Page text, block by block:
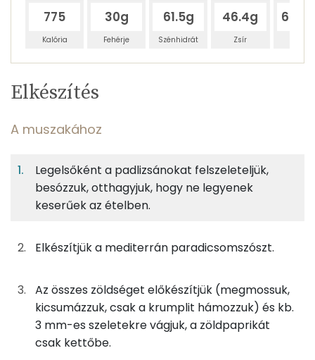
775
Kalória
30g
Fehérje
61.5g
Szénhidrát
46.4g
Zsír
Egy
adagban
4%
A muszakához
260gpadlizsán
62 kcal
130gcukkini
21 kcal
67g zöldpaprika
11 kcal
28gcsiperkegomba
TÁPANYAGTARTALOM
4%
Fehérje
8%
Szénhidrát
6%
82%
Foszfor
Kálcium
Elkészítés
A muszakához
Legelsőként a padlizsánokat felszeleteljük,
besózzuk, otthagyjuk, hogy ne legyenek
keserűek az ételben.
Elkészítjük a mediterrán paradicsomszószt.
Az összes zöldséget előkészítjük (megmossuk,
kicsumázzuk, csak a krumplit hámozzuk) és kb.
3 mm-es szeletekre vágjuk, a zöldpaprikát
csak kettőbe.